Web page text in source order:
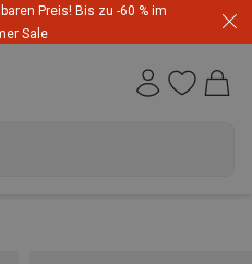
Preis! Bis zu -60 % im
Sale